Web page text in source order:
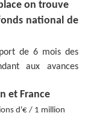
on trouve
national de
de 6 mois des
aux avances
et France
d'€ / 1 million